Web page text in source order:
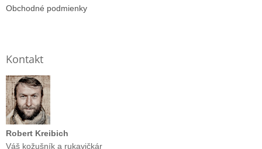
Obchodné podmienky
Kontakt
Robert Kreibich
Váš kožušník a rukavičkár